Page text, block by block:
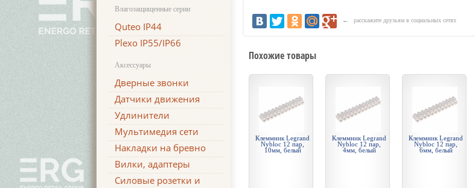
Влагозащищенные серии
Quteo IP44
Plexo IP55/IP66
Аксессуары
Дверные звонки
Датчики движения
Удлинители
Мультимедия сети
Накладки на бревно
Вилки, адаптеры
Силовые розетки и
← расскажите друзьям в социальных сетях
Похожие товары
Клеммник Legrand
Nybloc 12 пар,
10мм, белый
Клеммник Legrand
Nybloc 12 пар,
4мм, белый
Клеммник Legrand
Nybloc 12 пар,
6мм, белый